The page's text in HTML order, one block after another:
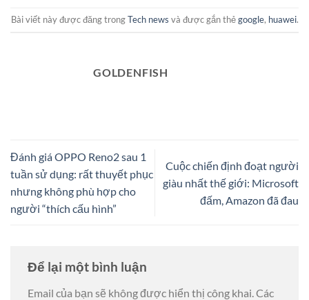
Bài viết này được đăng trongTech news và được gắn thẻgoogle, huawei.
GOLDENFISH
Đánh giá OPPO Reno2 sau 1
tuần sử dụng: rất thuyết phục
nhưng không phù hợp cho
người “thích cấu hình”
Cuộc chiến định đoạt người
giàu nhất thế giới: Microsoft
đấm, Amazon đã đau
Để lại một bình luận
Email của bạn sẽ không được hiển thị công khai.Các